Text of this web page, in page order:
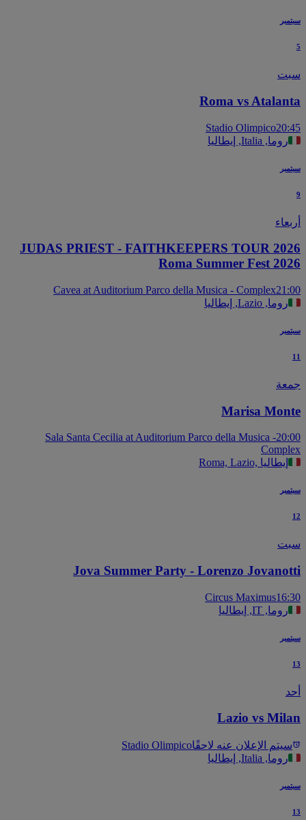
Roma vs
Stadio Olimpico
روما, Italia, إيطاليا
JUDAS PRIEST - FAITHKEEPERS TOUR
Roma Summer Fest
Cavea at Auditorium Parco della Musica - Complex
روما, Lazio, إيطاليا
Marisa
Sala Santa Cecilia at Auditorium Parco della Musica -
Roma, Lazio, إيطاليا
Jova Summer Party - Lorenzo
Circus Maximus
روما, IT, إيطاليا
Lazio vs
الإعلان عنه لاحقًاStadio Olimpico
روما, Italia, إيطاليا